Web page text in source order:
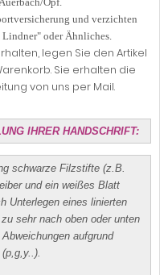
und verzichten
Lindner" oder Ähnliches.
legen Sie den Artikel
Sie erhalten die
von uns per Mail.
IHRER HANDSCHRIFT:
schwarze Filzstifte (z.B.
und ein weißes Blatt
Unterlegen eines linierten
sehr nach oben oder unten
aufgrund